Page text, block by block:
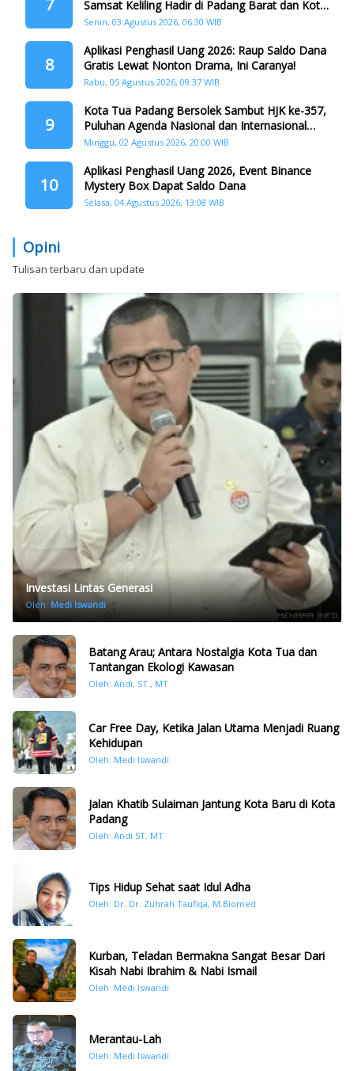
Samsat Keliling Hadir di Padang Barat dan Koto
Tangah
Senin, 03 Agustus 2026, 06:30 WIB
8
Aplikasi Penghasil Uang 2026: Raup Saldo Dana
Gratis Lewat Nonton Drama, Ini Caranya!
Rabu, 05 Agustus 2026, 09:37 WIB
9
Kota Tua Padang Bersolek Sambut HJK ke-357,
Puluhan Agenda Nasional dan Internasional
Siap Digelar
Minggu, 02 Agustus 2026, 20:00 WIB
10
Aplikasi Penghasil Uang 2026, Event Binance
Mystery Box Dapat Saldo Dana
Selasa, 04 Agustus 2026, 13:08 WIB
Opini
Tulisan terbaru dan update
Investasi Lintas Generasi
Oleh: Medi Iswandi
Batang Arau; Antara Nostalgia Kota Tua dan
Tantangan Ekologi Kawasan
Oleh: Andi, ST., MT
Car Free Day, Ketika Jalan Utama Menjadi Ruang
Kehidupan
Oleh: Medi Iswandi
Jalan Khatib Sulaiman Jantung Kota Baru di Kota
Padang
Oleh: Andi ST. MT
Tips Hidup Sehat saat Idul Adha
Oleh: Dr. Dr. Zuhrah Taufiqa, M.Biomed
Kurban, Teladan Bermakna Sangat Besar Dari
Kisah Nabi Ibrahim & Nabi Ismail
Oleh: Medi Iswandi
Merantau-Lah
Oleh: Medi Iswandi